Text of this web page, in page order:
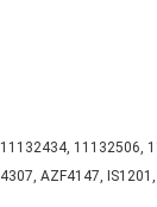
11132506,
AZF4147,